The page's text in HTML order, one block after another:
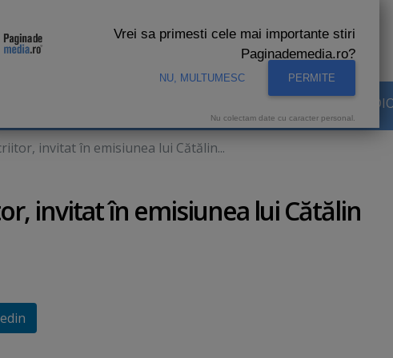
AUDIENTE
invitat în emisiunea lui Cătălin...
invitat în emisiunea lui Cătălin
Vrei sa primesti cele mai importante stiri
Paginademedia.ro?
NU, MULTUMESC PERMITE
Nu colectam date cu caracter personal.